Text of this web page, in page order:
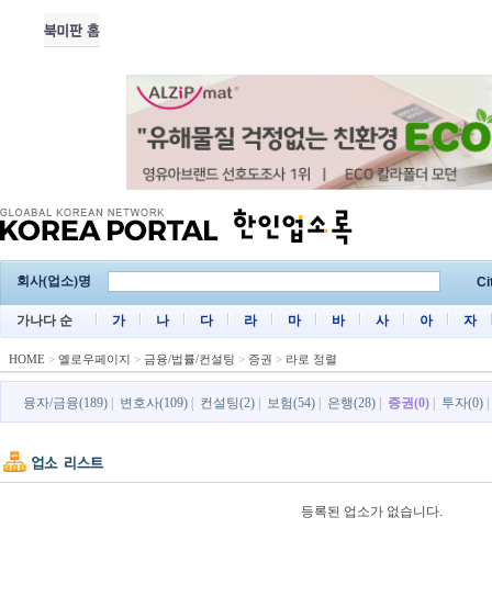
회사(업소)명
가나다 순 가 나 다 라 마 바 사 아 자
HOME > 옐로우페이지 > 금융/법률/컨설팅 > 증권 > 라로 정렬
융자/금융(189) 변호사(109) 컨설팅(2) 보험(54) 은행(28) 증권(0) 투자(0)
등록된 업소가 없습니다.